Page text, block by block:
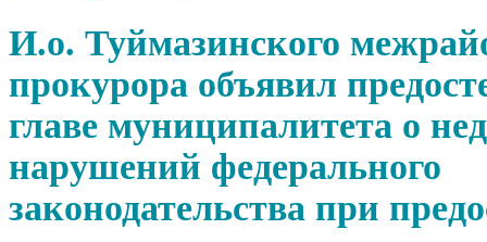
И.о. Туймазинского
прокурора объявил
главе муниципалитета о
нарушений федерального
законодательства при